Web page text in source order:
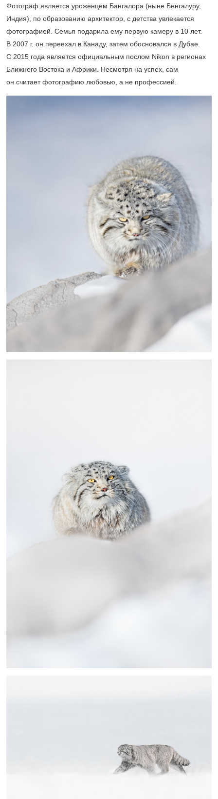
Фотограф является уроженцем Бангалора (ныне Бенгалуру,
Индия), по образованию архитектор, с детства увлекается
фотографией. Семья подарила ему первую камеру в 10 лет.
В 2007 г. он переехал в Канаду, затем обосновался в Дубае.
С 2015 года является официальным послом Nikon в регионах
Ближнего Востока и Африки. Несмотря на успех, сам
он считает фотографию любовью, а не профессией.